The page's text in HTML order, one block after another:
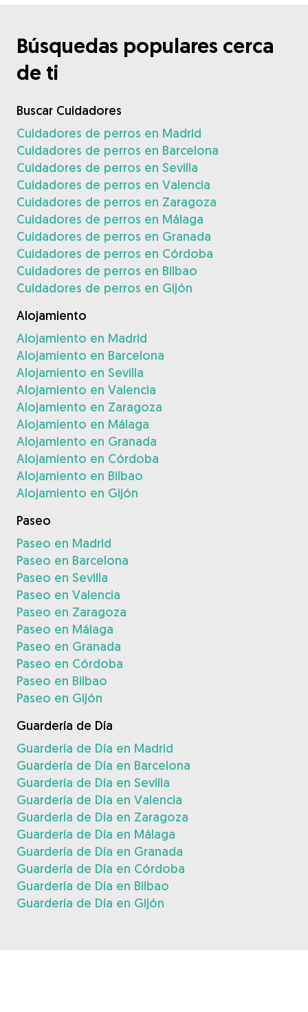
Búsquedas populares cerca
de ti
Buscar Cuidadores
Cuidadores de perros en Madrid
Cuidadores de perros en Barcelona
Cuidadores de perros en Sevilla
Cuidadores de perros en Valencia
Cuidadores de perros en Zaragoza
Cuidadores de perros en Málaga
Cuidadores de perros en Granada
Cuidadores de perros en Córdoba
Cuidadores de perros en Bilbao
Cuidadores de perros en Gijón
Alojamiento
Alojamiento en Madrid
Alojamiento en Barcelona
Alojamiento en Sevilla
Alojamiento en Valencia
Alojamiento en Zaragoza
Alojamiento en Málaga
Alojamiento en Granada
Alojamiento en Córdoba
Alojamiento en Bilbao
Alojamiento en Gijón
Paseo
Paseo en Madrid
Paseo en Barcelona
Paseo en Sevilla
Paseo en Valencia
Paseo en Zaragoza
Paseo en Málaga
Paseo en Granada
Paseo en Córdoba
Paseo en Bilbao
Paseo en Gijón
Guardería de Día
Guardería de Día en Madrid
Guardería de Día en Barcelona
Guardería de Día en Sevilla
Guardería de Día en Valencia
Guardería de Día en Zaragoza
Guardería de Día en Málaga
Guardería de Día en Granada
Guardería de Día en Córdoba
Guardería de Día en Bilbao
Guardería de Día en Gijón